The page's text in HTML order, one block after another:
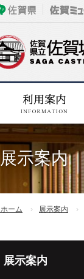
展示案内
ホーム 展示案内
展示案内